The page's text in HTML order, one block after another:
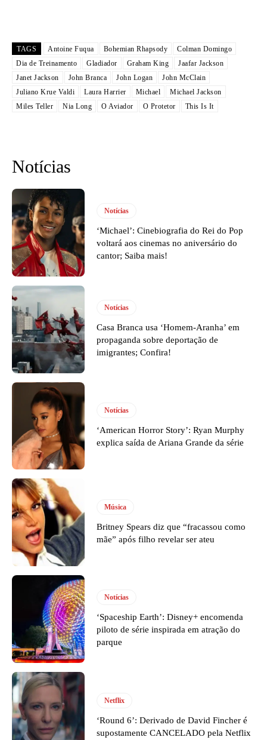
TAGS Antoine Fuqua Bohemian Rhapsody
Colman Domingo
Dia de Treinamento
Gladiador Graham King
Jaafar Jackson
Janet Jackson
John Branca John Logan
John McClain
Juliano Krue Valdi
Laura Harrier Michael
Michael Jackson
Miles Teller
Nia Long O Aviador O Protetor This Is It
Notícias
Notícias
‘Michael’: Cinebiografia do Rei do Pop
voltará aos cinemas no aniversário do
cantor; Saiba mais!
Notícias
Casa Branca usa ‘Homem-Aranha’ em
propaganda sobre deportação de
imigrantes; Confira!
Notícias
‘American Horror Story’: Ryan Murphy
explica saída de Ariana Grande da série
Música
Britney Spears diz que “fracassou como
mãe” após filho revelar ser ateu
Notícias
‘Spaceship Earth’: Disney+ encomenda
piloto de série inspirada em atração do
parque
Netflix
‘Round 6’: Derivado de David Fincher é
supostamente CANCELADO pela Netflix